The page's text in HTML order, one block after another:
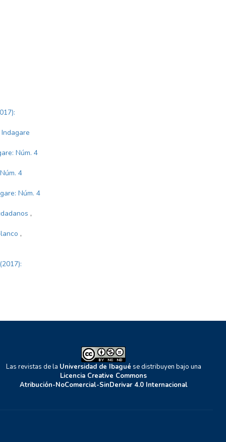
Núm. 4
4
Núm. 4
,
,
Las revistas de la Universidad de Ibagué se distribuyen bajo una
Licencia Creative Commons
Atribución-NoComercial-SinDerivar 4.0 Internacional